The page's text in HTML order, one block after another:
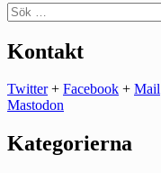
Sök
efter:
Kontakt
Twitter+ Facebook + Mail
Mastodon
Kategorierna